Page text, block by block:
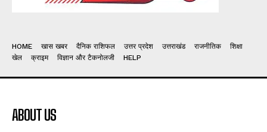
HOME खास खबर दैनिक राशिफल उत्तर प्रदेश उत्तराखंड राजनीतिक
शिक्षा
खेल
क्राइम विज्ञान और टैकनोलजी HELP
ABOUT US